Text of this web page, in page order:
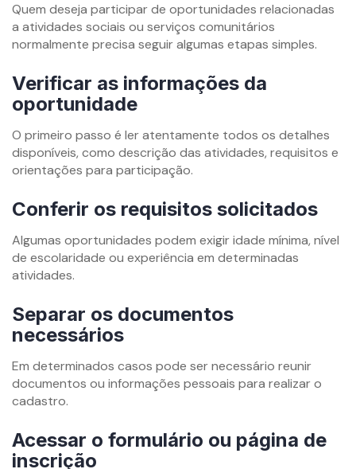
Quem deseja participar de oportunidades relacionadas
a atividades sociais ou serviços comunitários
normalmente precisa seguir algumas etapas simples.
Verificar as informações da
oportunidade
O primeiro passo é ler atentamente todos os detalhes
disponíveis, como descrição das atividades, requisitos e
orientações para participação.
Conferir os requisitos solicitados
Algumas oportunidades podem exigir idade mínima, nível
de escolaridade ou experiência em determinadas
atividades.
Separar os documentos
necessários
Em determinados casos pode ser necessário reunir
documentos ou informações pessoais para realizar o
cadastro.
Acessar o formulário ou página de
inscrição